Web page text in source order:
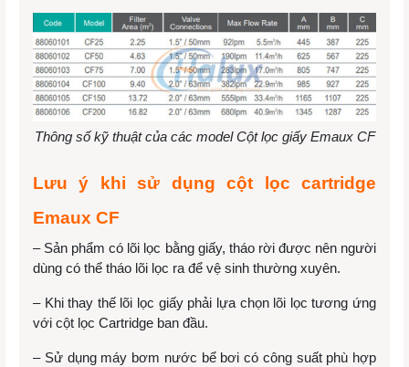
Thông số kỹ thuật của các model Cột lọc giấy Emaux CF
Lưu ý khi sử dụng cột lọc cartridge
Emaux CF
– Sản phẩm có lõi lọc bằng giấy, tháo rời được nên người
dùng có thể tháo lõi lọc ra để vệ sinh thường xuyên.
– Khi thay thế lõi lọc giấy phải lựa chọn lõi lọc tương ứng
với cột lọc Cartridge ban đầu.
– Sử dụng máy bơm nước bể bơi có công suất phù hợp